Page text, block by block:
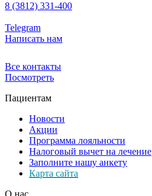
8 (3812) 331-400
Telegram
Написать нам
Все контакты
Посмотреть
Пациентам
Новости
Акции
Программа лояльности
Налоговый вычет на лечение
Заполните нашу анкету
Карта сайта
О нас